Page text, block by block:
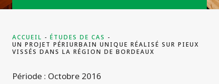
ACCUEIL
ÉTUDES DE CAS
UN PROJET PÉRIURBAIN UNIQUE RÉALISÉ SUR PIEUX
VISSÉS DANS LA RÉGION DE BORDEAUX
Période : Octobre 2016